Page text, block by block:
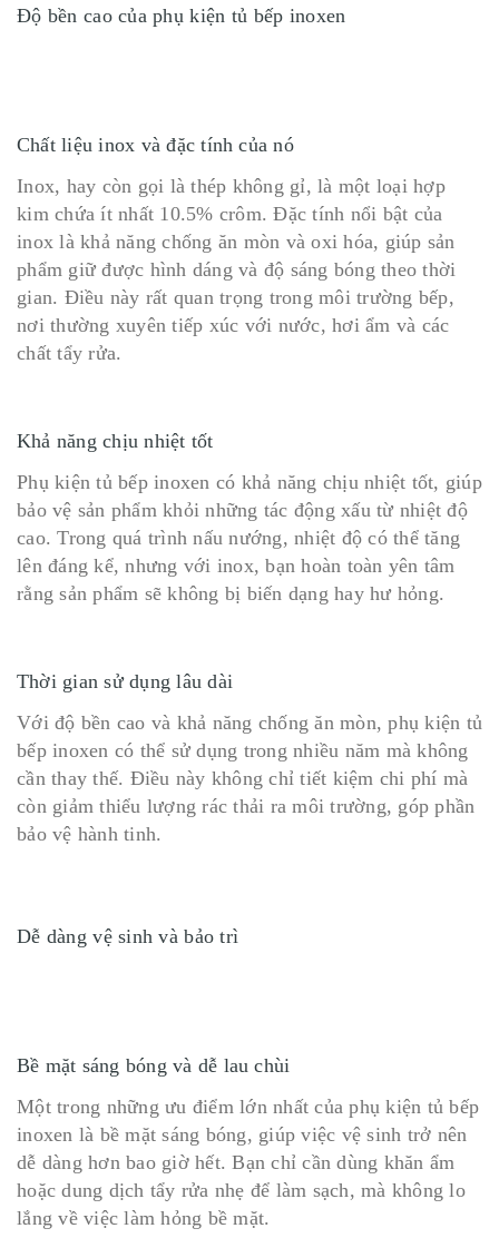
Độ bền cao của phụ kiện tủ bếp inoxen
Chất liệu inox và đặc tính của nó
Inox, hay còn gọi là thép không gỉ, là một loại hợp
kim chứa ít nhất 10.5% crôm. Đặc tính nổi bật của
inox là khả năng chống ăn mòn và oxi hóa, giúp sản
phẩm giữ được hình dáng và độ sáng bóng theo thời
gian. Điều này rất quan trọng trong môi trường bếp,
nơi thường xuyên tiếp xúc với nước, hơi ẩm và các
chất tẩy rửa.
Khả năng chịu nhiệt tốt
Phụ kiện tủ bếp inoxen có khả năng chịu nhiệt tốt, giúp
bảo vệ sản phẩm khỏi những tác động xấu từ nhiệt độ
cao. Trong quá trình nấu nướng, nhiệt độ có thể tăng
lên đáng kể, nhưng với inox, bạn hoàn toàn yên tâm
rằng sản phẩm sẽ không bị biến dạng hay hư hỏng.
Thời gian sử dụng lâu dài
Với độ bền cao và khả năng chống ăn mòn, phụ kiện tủ
bếp inoxen có thể sử dụng trong nhiều năm mà không
cần thay thế. Điều này không chỉ tiết kiệm chi phí mà
còn giảm thiểu lượng rác thải ra môi trường, góp phần
bảo vệ hành tinh.
Dễ dàng vệ sinh và bảo trì
Bề mặt sáng bóng và dễ lau chùi
Một trong những ưu điểm lớn nhất của phụ kiện tủ bếp
inoxen là bề mặt sáng bóng, giúp việc vệ sinh trở nên
dễ dàng hơn bao giờ hết. Bạn chỉ cần dùng khăn ẩm
hoặc dung dịch tẩy rửa nhẹ để làm sạch, mà không lo
lắng về việc làm hỏng bề mặt.